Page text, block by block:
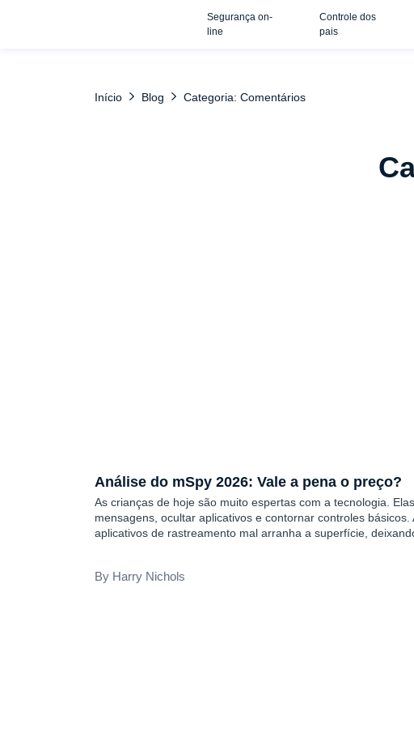
Segurança on-
line
Controle dos
pais
Início Blog Categoria: Comentários
Análise do mSpy 2026: Vale a pena o preço?
As crianças de hoje são muito espertas com a tecnologia.
mensagens, ocultar aplicativos e contornar controles básicos.
aplicativos de rastreamento mal arranha a superfície,
rastreamento...
Harry Nichols